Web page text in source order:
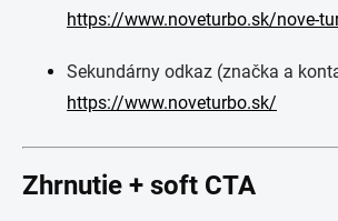
https://www.noveturbo.sk/nove-
Sekundárny odkaz (značka a
https://www.noveturbo.sk/
Zhrnutie + soft CTA